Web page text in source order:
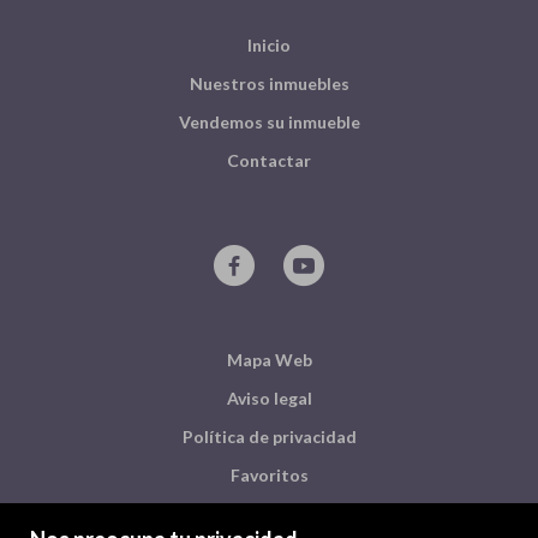
Inicio
Nuestros inmuebles
Vendemos su inmueble
Contactar
Mapa Web
Aviso legal
Política de privacidad
Favoritos